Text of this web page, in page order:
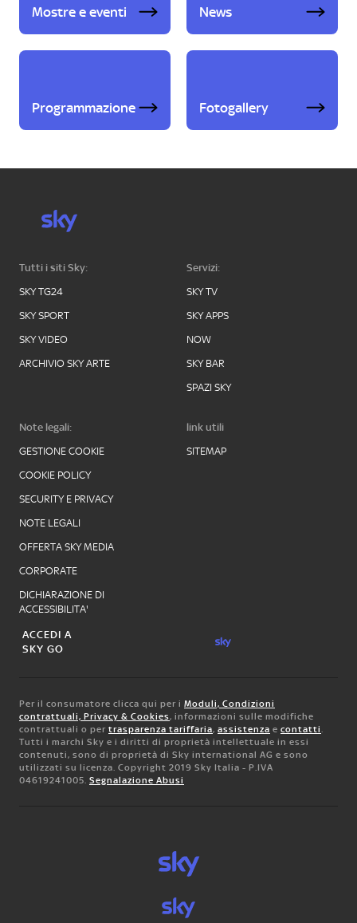
Mostre e eventi News
Programmazione Fotogallery
Tutti i siti Sky:
SKY TG24
SKY SPORT
SKY VIDEO
ARCHIVIO SKY ARTE
Servizi:
SKY TV
SKY APPS
NOW
SKY BAR
SPAZI SKY
Note legali:
GESTIONE COOKIE
COOKIE POLICY
SECURITY E PRIVACY
NOTE LEGALI
OFFERTA SKY MEDIA
CORPORATE
DICHIARAZIONE DI
ACCESSIBILITA'
link utili
SITEMAP
ACCEDI A
SKY GO
Per il consumatore clicca qui per i Moduli, Condizioni
contrattuali, Privacy & Cookies, informazioni sulle modifiche
contrattuali o per trasparenza tariffaria, assistenza e contatti.
Tutti i marchi Sky e i diritti di proprietà intellettuale in essi
contenuti, sono di proprietà di Sky international AG e sono
utilizzati su licenza. Copyright 2019 Sky Italia - P.IVA
04619241005. Segnalazione Abusi